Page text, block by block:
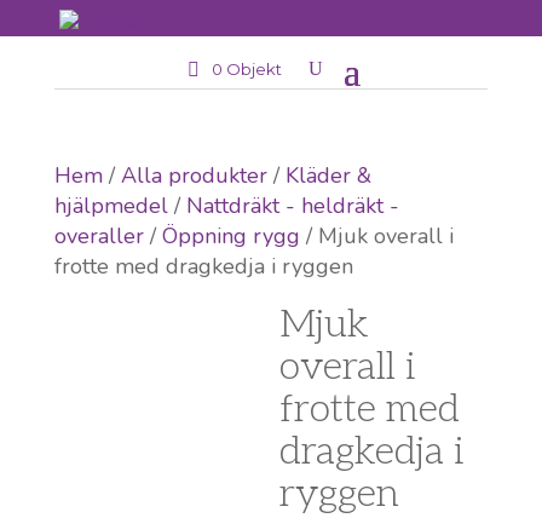
0 Objekt
Hem/Alla produkter/ Kläder &
hjälpmedel/ Nattdräkt - heldräkt -
overaller/Öppning rygg / Mjuk overall i
frotte med dragkedja i ryggen
Mjuk
overall i
frotte med
dragkedja i
ryggen